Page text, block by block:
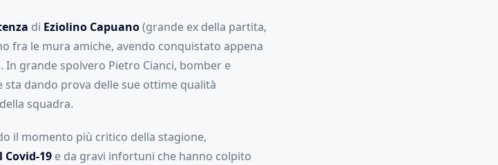
di Eziolino Capuano(grande ex della partita,
fra le mura amiche, avendo conquistato appena
grande spolvero Pietro Cianci, bomber e
dando prova delle sue ottime qualità
squadra.
il momento più critico della stagione,
19e da gravi infortuni che hanno colpito